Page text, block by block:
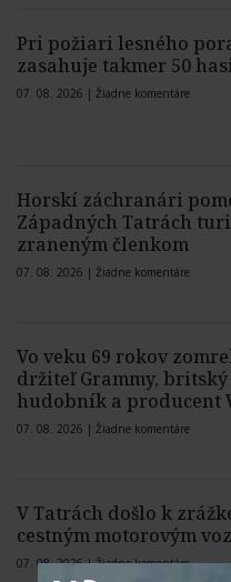
Pri požiari lesného
zasahuje takmer 50
07. 08. 2026 | Žiadne komentáre
Horskí záchranári
Západných Tatrách
zraneným členkom
07. 08. 2026 | Žiadne komentáre
Vo veku 69 rokov
držiteľ Grammy,
hudobník a producent
07. 08. 2026 | Žiadne komentáre
V Tatrách došlo k
cestným motorovým
07. 08. 2026 |Žiadne komentáre